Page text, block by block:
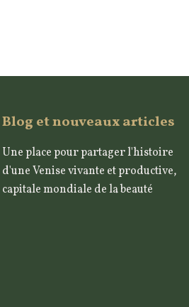
Blog et nouveaux articles
Une place pour partager l'histoire
d'une Venise vivante et productive,
capitale mondiale de la beauté